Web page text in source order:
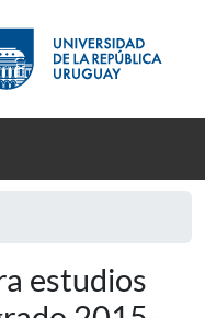
estudios